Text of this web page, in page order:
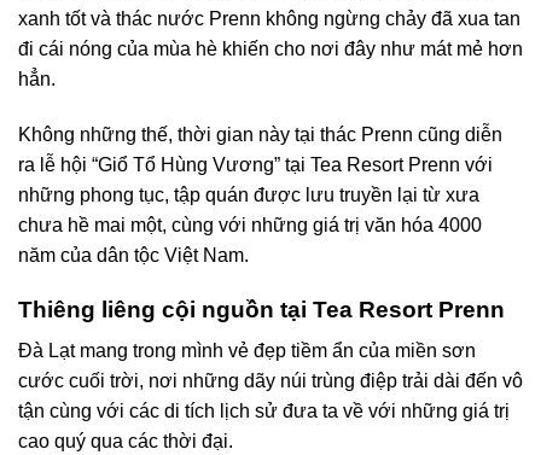
xanh tốt và thác nước Prenn không ngừng chảy đã xua tan
đi cái nóng của mùa hè khiến cho nơi đây như mát mẻ hơn
hẳn.
Không những thế, thời gian này tại thác Prenn cũng diễn
ra lễ hội “Giổ Tổ Hùng Vương” tại Tea Resort Prenn với
những phong tục, tập quán được lưu truyền lại từ xưa
chưa hề mai một, cùng với những giá trị văn hóa 4000
năm của dân tộc Việt Nam.
Thiêng liêng cội nguồn tại Tea Resort Prenn
Đà Lạt mang trong mình vẻ đẹp tiềm ẩn của miền sơn
cước cuối trời, nơi những dãy núi trùng điệp trải dài đến vô
tận cùng với các di tích lịch sử đưa ta về với những giá trị
cao quý qua các thời đại.